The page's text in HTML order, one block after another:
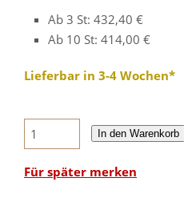
Ab 3 St: 432,40 €
Ab 10 St: 414,00 €
Lieferbar in 3-4 Wochen*
In den Warenkorb
Für später merken